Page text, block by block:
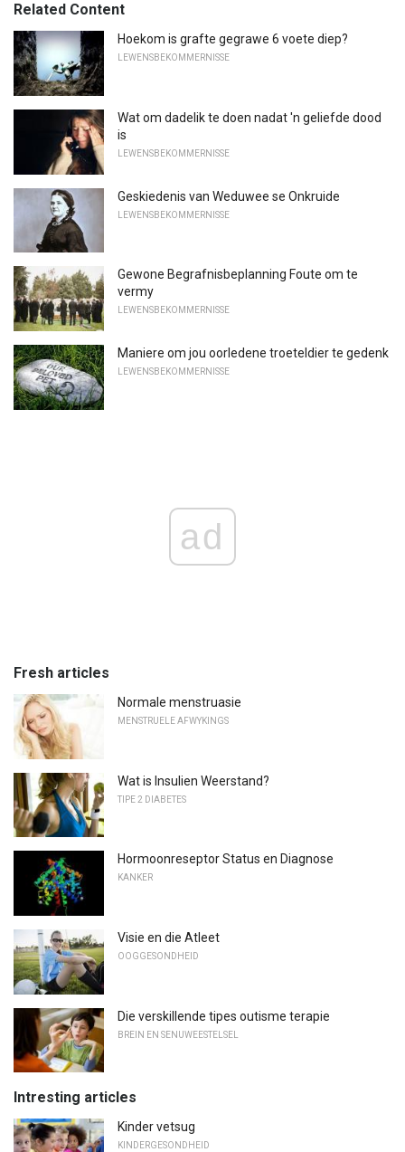
Related Content
Hoekom is grafte gegrawe 6 voete diep?
LEWENSBEKOMMERNISSE
Wat om dadelik te doen nadat 'n geliefde dood
is
LEWENSBEKOMMERNISSE
Geskiedenis van Weduwee se Onkruide
LEWENSBEKOMMERNISSE
Gewone Begrafnisbeplanning Foute om te
vermy
LEWENSBEKOMMERNISSE
Maniere om jou oorledene troeteldier te gedenk
LEWENSBEKOMMERNISSE
ad
Fresh articles
Normale menstruasie
MENSTRUELE AFWYKINGS
Wat is Insulien Weerstand?
TIPE 2 DIABETES
Hormoonreseptor Status en Diagnose
KANKER
Visie en die Atleet
OOGGESONDHEID
Die verskillende tipes outisme terapie
BREIN EN SENUWEESTELSEL
Intresting articles
Kinder vetsug
KINDERGESONDHEID